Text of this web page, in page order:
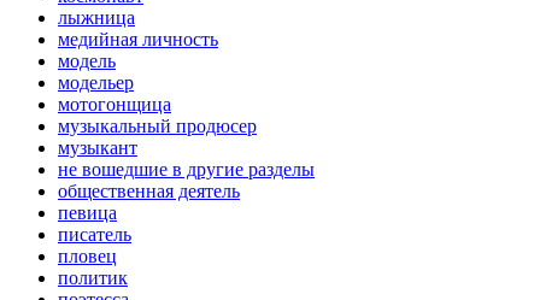
лыжница
медийная личность
модель
модельер
мотогонщица
музыкальный продюсер
музыкант
не вошедшие в другие разделы
общественная деятель
певица
писатель
пловец
политик